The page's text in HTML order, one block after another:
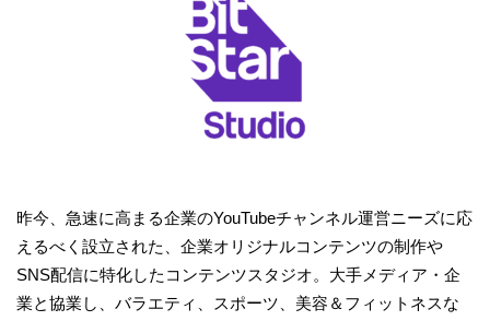
昨今、急速に高まる企業のYouTubeチャンネル運営ニーズに応
えるべく設立された、企業オリジナルコンテンツの制作や
SNS配信に特化したコンテンツスタジオ。大手メディア・企
業と協業し、バラエティ、スポーツ、美容＆フィットネスな